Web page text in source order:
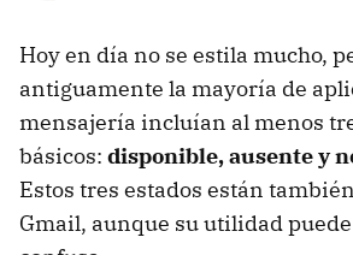
Hoy en día no se estila mucho,
antiguamente la mayoría de
mensajería incluían al menos
básicos: disponible, ausente y
Estos tres estados están
Gmail, aunque su utilidad